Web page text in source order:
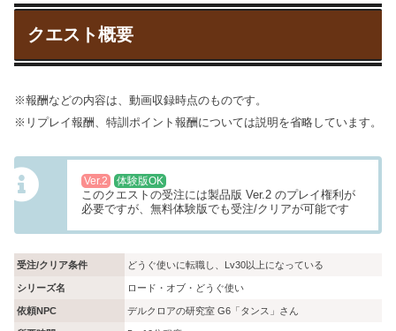
クエスト概要
※報酬などの内容は、動画収録時点のものです。
※リプレイ報酬、特訓ポイント報酬については説明を省略しています。
Ver.2
体験版OK
このクエストの受注には製品版 Ver.2 のプレイ権利が
必要ですが、無料体験版でも受注/クリアが可能です
受注/クリア条件 どうぐ使いに転職し、Lv30以上になっている
シリーズ名 ロード・オブ・どうぐ使い
依頼NPC デルクロアの研究室 G6「タンス」さん